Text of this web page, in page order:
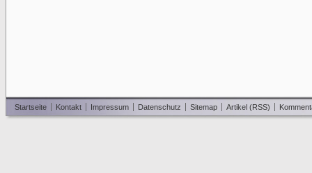
Startseite Kontakt Impressum Datenschutz Sitemap Artikel (RSS)